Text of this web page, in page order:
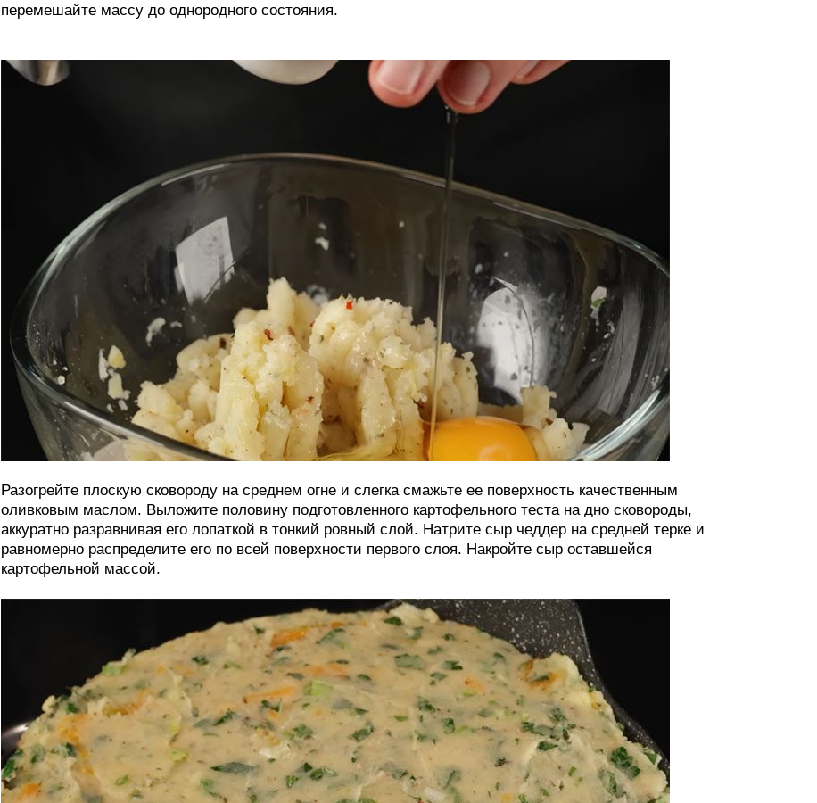
перемешайте массу до однородного состояния.
Разогрейте плоскую сковороду на среднем огне и слегка смажьте ее поверхность качественным
оливковым маслом. Выложите половину подготовленного картофельного теста на дно сковороды,
аккуратно разравнивая его лопаткой в тонкий ровный слой. Натрите сыр чеддер на средней терке и
равномерно распределите его по всей поверхности первого слоя. Накройте сыр оставшейся
картофельной массой.